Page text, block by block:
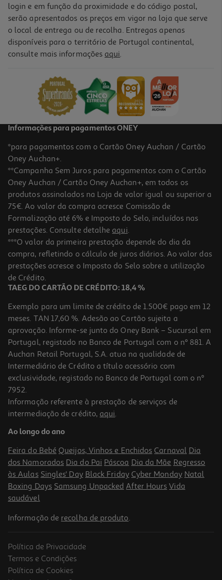
4.4
Coluna Jbl Preto 30w Aut.20hr Charge 4
149,99 €
4.4 (138)
Coluna Portátil Jbl Flip Essential2 20w
119.99 €/un
119,99 €
Coluna Portatil Jbl Boombox 4 Azul
499.99 €/un
499,99 €
login e em função da proximidade e do código postal,
serão apresentados os preços em vigor na loja que serve
o local de entrega ou de recolha. Entregas apenas
disponíveis para o território de Portugal continental,
consulte mais informações aqui.
Informações para pagamentos ONEY
*para pagamentos com o Cartão Oney Auchan / Cartão
Oney Auchan+.
**Campanha Sem Juros para pagamentos com o Cartão
Oney Auchan / Cartão Oney Auchan+, em todos os
produtos assinalados na Loja de valor igual ou superior a
75€. Ao valor da compra acresce Comissão de
Formalização até 6% e Imposto do Selo, incluídos nas
prestações. Consulte detalhe aqui.
***O valor da primeira prestação depende do dia da
compra, refletindo o cálculo de juros diários. Ao valor das
prestações acresce o Imposto do Selo sobre a utilização
de Crédito.
TAEG DO CARTÃO DE CRÉDITO: 18,4 %
Exemplo para um limite de crédito de 1.500€ pago em 12
meses. TAN 17,60 %. Adesão ao Cartão sujeita a
aprovação. Informe-se junto do Oney Bank – Sucursal em
Portugal, registado no Banco de Portugal com o nº 881. A
Auchan Retail Portugal, S.A. atua na qualidade de
Intermediário de Crédito a título acessório com
exclusividade, registado no Banco de Portugal com o nº
7952.
Informação referente à prestação de serviços de
intermediação de crédito, aqui.
Ao longo do ano
Feira do Bebé Queijos, Vinhos e Enchidos Carnaval Dia
dos Namorados Dia do Pai Páscoa Dia da Mãe Regresso
às Aulas Singles' Day Black Friday Cyber Monday Natal
Boxing Days Samsung Unpacked After Hours Vida
saudável
Informação de recolha de produto.
Política de Privacidade
Termos e Condições
Política de Cookies